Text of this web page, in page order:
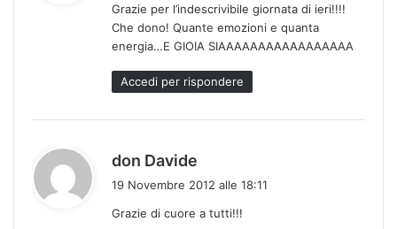
e
t
t
o
:
Grazie per l’indescrivibile giornata di ieri!!!!
Che dono! Quante emozioni e quanta
energia…E GIOIA SIAAAAAAAAAAAAAAAAA
Accedi per rispondere
don Davide
e
19 Novembre 2012 alle 18:11
Grazie di cuore a tutti!!!